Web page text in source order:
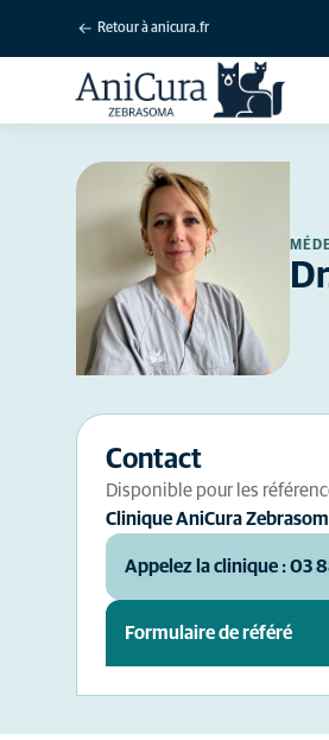
Retour à anicura.fr
Contact
Disponible pour les
Clinique AniCura
Appelez la clinique : 03
Formulaire de référé